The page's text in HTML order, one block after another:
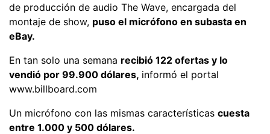
de producción de audio The Wave, encargada del
montaje de show, puso el micrófono en subasta en
eBay.
En tan solo una semana recibió 122 ofertas y lo
vendió por 99.900 dólares, informó el portal
www.billboard.com
Un micrófono con las mismas características cuesta
entre 1.000 y 500 dólares.